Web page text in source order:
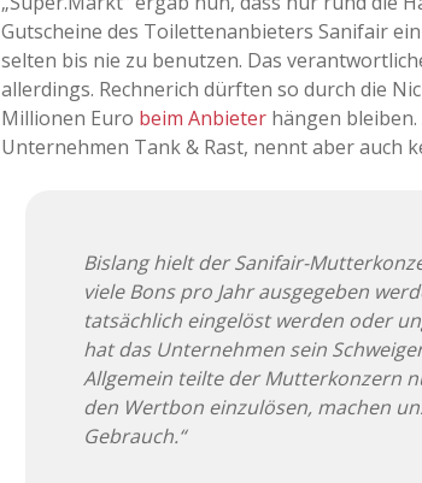
Gutscheine des Toilettenanbieters Sanifair
selten bis nie zu benutzen. Das
allerdings. Rechnerich dürften so durch die
Millionen Euro beim Anbieter hängen
Unternehmen Tank & Rast, nennt aber auch
Bislang hielt der Sanifair-
viele Bons pro Jahr ausgegeben
tatsächlich eingelöst werden oder
hat das Unternehmen sein
Allgemein teilte der Mutterkonzern
den Wertbon einzulösen, machen
Gebrauch.“